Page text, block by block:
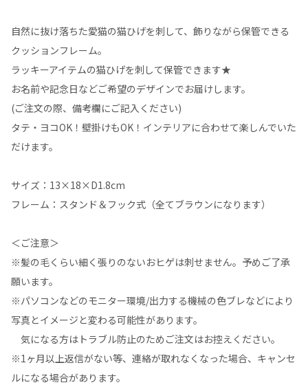
自然に抜け落ちた愛猫の猫ひげを刺して、飾りながら保管できる
クッションフレーム。
ラッキーアイテムの猫ひげを刺して保管できます★
お名前や記念日などご希望のデザインでお届けします。
(ご注文の際、備考欄にご記入ください)
タテ・ヨコOK！壁掛けもOK！インテリアに合わせて楽しんでいた
だけます。
サイズ：13×18×D1.8cm
フレーム：スタンド＆フック式（全てブラウンになります）
＜ご注意＞
※髪の毛くらい細く張りのないおヒゲは刺せません。予めご了承
願います。
※パソコンなどのモニター環境/出力する機械の色ブレなどにより
写真とイメージと変わる可能性があります。
気になる方はトラブル防止のためご注文はお控えください。
※1ヶ月以上返信がない等、連絡が取れなくなった場合、キャンセ
ルになる場合があります。